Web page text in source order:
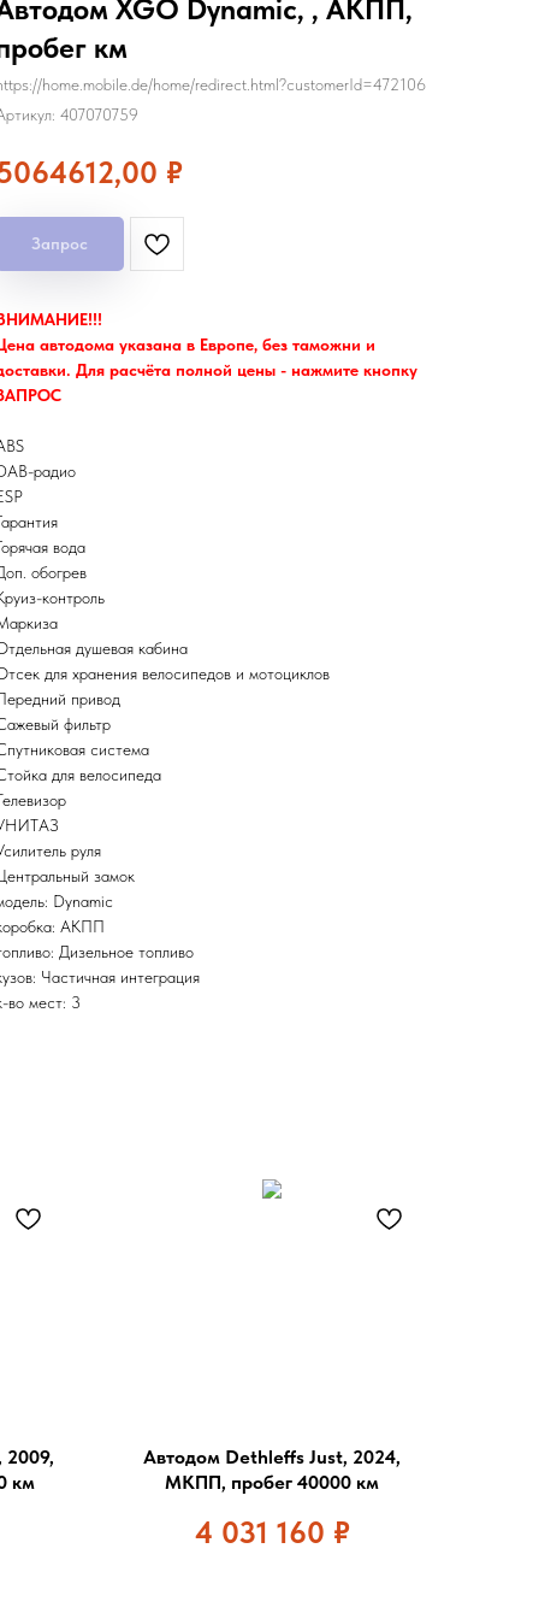
XGO Dynamic, , АКПП,
км
home.mobile.de/home/redirect.html?customerId=472106
407070759
₽
Запрос
автодома указана в Европе, без таможни и
Для расчёта полной цены - нажмите кнопку
радио
вода
обогрев
контроль
душевая кабина
для хранения велосипедов и мотоциклов
привод
фильтр
система
для велосипеда
руля
замок
Dynamic
АКПП
Дизельное топливо
Частичная интеграция
во мест: 3
км
Автодом Dethleffs Just, 2024,
МКПП, пробег 40000 км
4 031 160 ₽